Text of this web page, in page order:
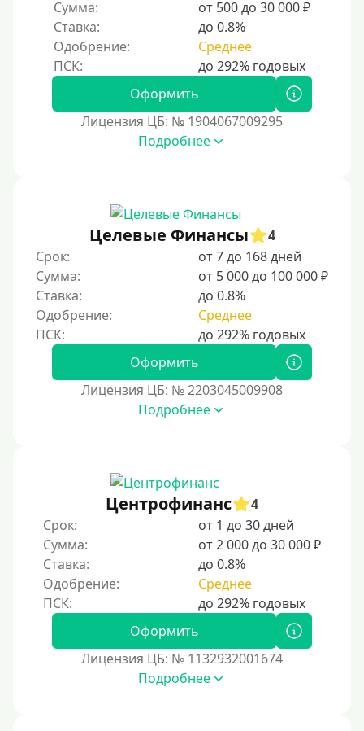
500 руб
1000 руб
1500 руб
2000 руб
7000 руб
8000 руб
9000 руб
10000 руб
15000 руб
30000 руб на год
35000 руб
40000 руб
50000 руб
60000 руб
80000 руб
Сумма:
от 500 до 30 000 ₽
Ставка:
до 0.8%
Одобрение:
Среднее
Оформить
Лицензия ЦБ: № 1904067009295
Подробнее
Целевые Финансы
4
Срок:
от 7 до 168 дней
Сумма:
от 5 000 до 100 000 ₽
Ставка:
до 0.8%
Одобрение:
Среднее
Оформить
Лицензия ЦБ: № 2203045009908
Подробнее
Центрофинанс
4
Срок:
от 1 до 30 дней
Сумма:
от 2 000 до 30 000 ₽
Ставка:
до 0.8%
Одобрение:
Среднее
Оформить
Лицензия ЦБ: № 1132932001674
Подробнее